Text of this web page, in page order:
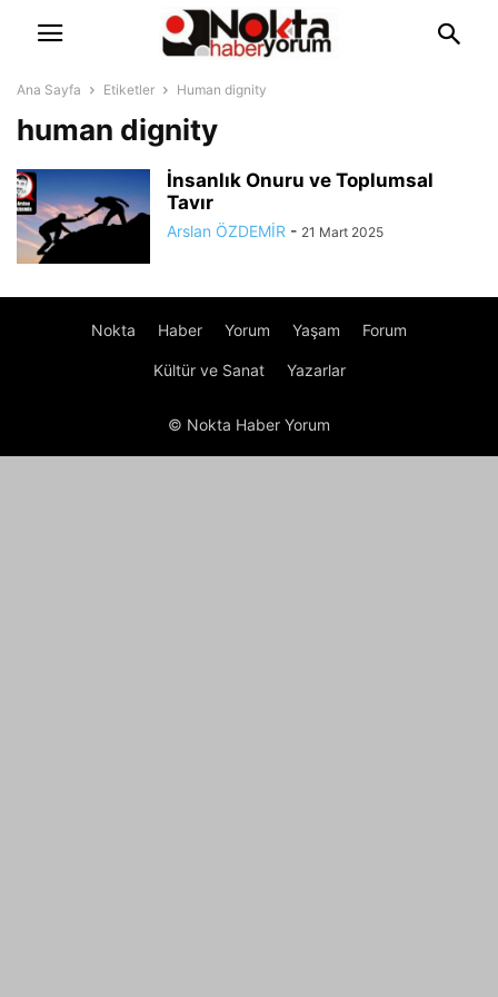
Ana Sayfa Etiketler Human dignity
human dignity
İnsanlık Onuru ve Toplumsal
Tavır
Arslan ÖZDEMİR - 21 Mart 2025
Nokta Haber Yorum Yaşam Forum
Kültür ve Sanat Yazarlar
© Nokta Haber Yorum